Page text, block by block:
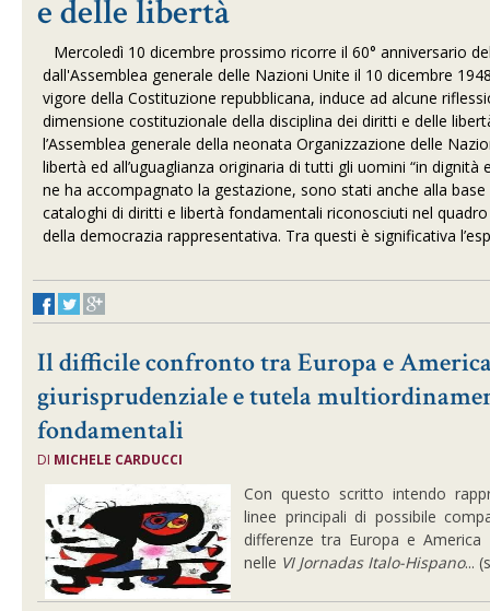
e delle libertà
Mercoledì 10 dicembre prossimo ricorre il 60° anniversario
dall'Assemblea generale delle Nazioni Unite il 10 dicembre
vigore della Costituzione repubblicana, induce ad alcune
dimensione costituzionale della disciplina dei diritti e delle
l’Assemblea generale della neonata Organizzazione delle
libertà ed all’uguaglianza originaria di tutti gli uomini “in
ne ha accompagnato la gestazione, sono stati anche alla
cataloghi di diritti e libertà fondamentali riconosciuti nel
della democrazia rappresentativa. Tra questi è significativa
Il difficile confronto tra Europa e
giurisprudenziale e tutela
fondamentali
DI MICHELE CARDUCCI
Con questo scritto intendo
linee principali di possibile
differenze tra Europa e
nelle VI Jornadas Italo-Hispano...